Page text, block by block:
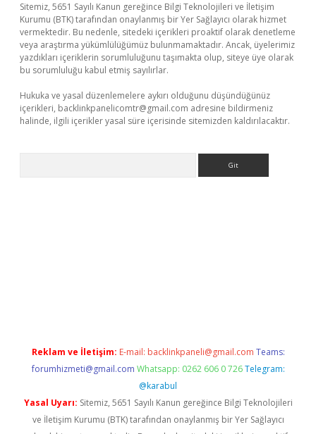
Sitemiz, 5651 Sayılı Kanun gereğince Bilgi Teknolojileri ve İletişim
Kurumu (BTK) tarafından onaylanmış bir Yer Sağlayıcı olarak hizmet
vermektedir. Bu nedenle, sitedeki içerikleri proaktif olarak denetleme
veya araştırma yükümlülüğümüz bulunmamaktadır. Ancak, üyelerimiz
yazdıkları içeriklerin sorumluluğunu taşımakta olup, siteye üye olarak
bu sorumluluğu kabul etmiş sayılırlar.
Hukuka ve yasal düzenlemelere aykırı olduğunu düşündüğünüz
içerikleri, backlinkpanelicomtr@gmail.com adresine bildirmeniz
halinde, ilgili içerikler yasal süre içerisinde sitemizden kaldırılacaktır.
Reklam ve İletişim: E-mail: backlinkpaneli@gmail.com Teams:
forumhizmeti@gmail.com Whatsapp: 0262 606 0 726 Telegram:
@karabul
Yasal Uyarı: Sitemiz, 5651 Sayılı Kanun gereğince Bilgi Teknolojileri
ve İletişim Kurumu (BTK) tarafından onaylanmış bir Yer Sağlayıcı